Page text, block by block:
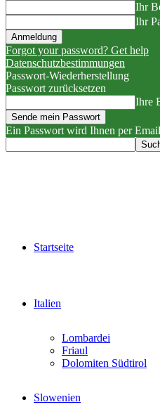
Ihr
Ihr
Forgot your password? Get help
Datenschutzbestimmungen
Passwort-Wiederherstellung
Passwort zurücksetzen
Ihre
Ein Passwort wird Ihnen per
Startseite
Italien
Lombardei
Friaul
Dolomiten Südtirol
Slowenien